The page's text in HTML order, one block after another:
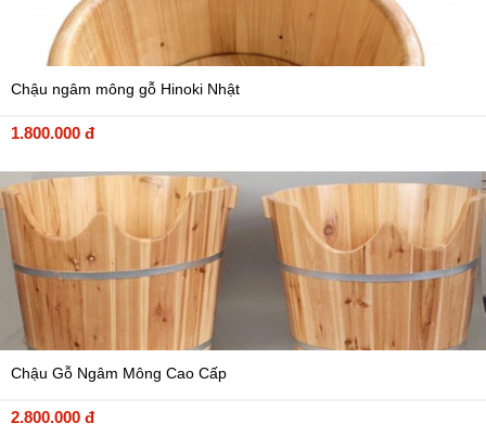
Chậu ngâm mông gỗ Hinoki Nhật
1.800.000 đ
Chậu Gỗ Ngâm Mông Cao Cấp
2.800.000 đ